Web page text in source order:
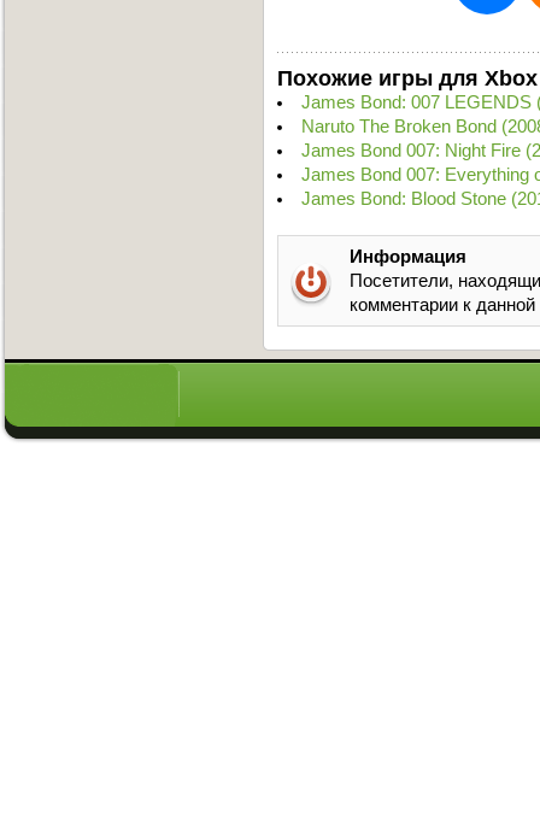
Похожие игры для Xbox
James Bond: 007 LEGENDS
Naruto The Broken Bond
James Bond 007: Night Fire
James Bond 007: Everything
James Bond: Blood Stone
Информация
Посетители,
комментарии к